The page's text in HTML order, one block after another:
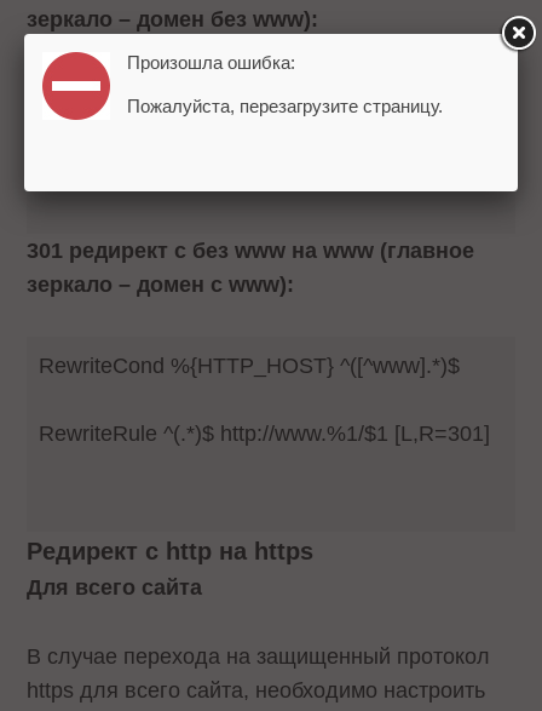
зеркало – домен без www):
RewriteCond %{HTTP_HOST} ^www\.(.*)$
301 редирект с без www на www (главное
зеркало – домен с www):
RewriteCond %{HTTP_HOST} ^([^www].*)$
RewriteRule ^(.*)$ http://www.%1/$1 [L,R=301]
Редирект с http на https
Для всего сайта
В случае перехода на защищенный протокол
https для всего сайта, необходимо настроить
Произошла ошибка:
Пожалуйста, перезагрузите страницу.